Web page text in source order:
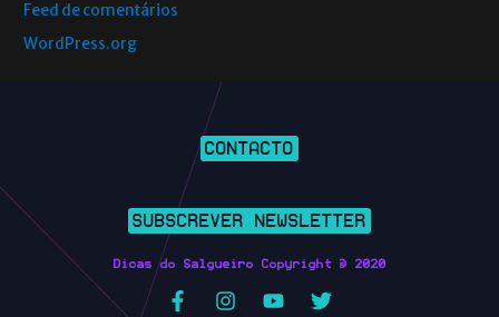
Feed de comentários
WordPress.org
CONTACTO
SUBSCREVER NEWSLETTER
Dicas do Salgueiro Copyright © 2020